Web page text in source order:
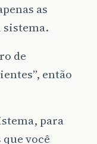
as
sistema.
de
então
para
você